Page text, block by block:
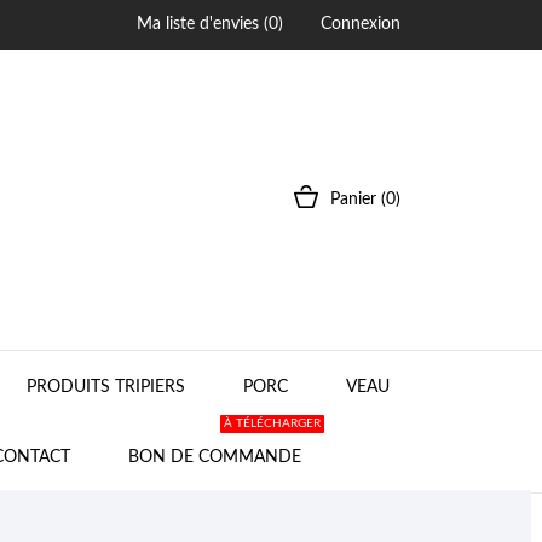
Ma liste d'envies (0) Connexion
Panier (0)
PRODUITS TRIPIERS PORC VEAU
BON DE COMMANDE
À TÉLÉCHARGER